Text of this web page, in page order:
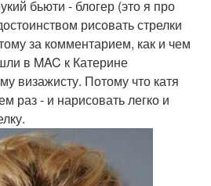
бьюти - блогер (это я про
рисовать стрелки
за комментарием, как и чем
в MAC к Катерине
визажисту. Потому что катя
раз - и нарисовать легко и